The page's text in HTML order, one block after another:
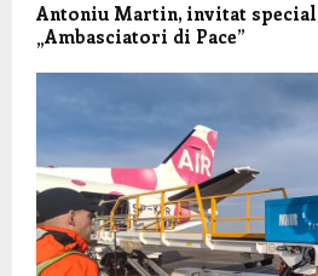
Antoniu Martin, invitat special
„Ambasciatori di Pace”